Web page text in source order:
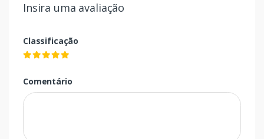
Insira uma avaliação
Classificação
Comentário